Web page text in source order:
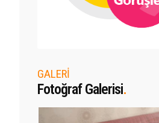
GALERİ
Fotoğraf Galerisi.